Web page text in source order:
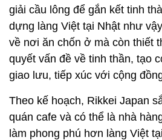
giải cầu lông để gắn kết tinh
dựng làng Việt tại Nhật như
về nơi ăn chốn ở mà còn thiết
quyết vấn đề về tinh thần, tạo
giao lưu, tiếp xúc với cộng
Theo kế hoạch, Rikkei Japan
quán cafe và có thể là nhà
làm phong phú hơn làng Việt